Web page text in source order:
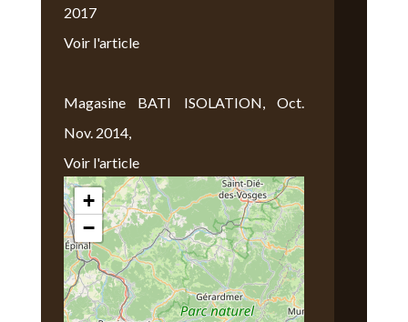
2017
Voir l'article
Magasine BATI ISOLATION, Oct.
Nov. 2014,
Voir l'article
Nous Trouver
+
−